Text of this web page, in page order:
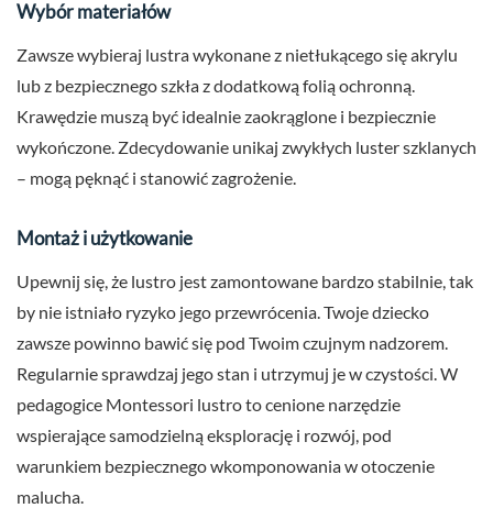
Wybór materiałów
Zawsze wybieraj lustra wykonane z nietłukącego się akrylu
lub z bezpiecznego szkła z dodatkową folią ochronną.
Krawędzie muszą być idealnie zaokrąglone i bezpiecznie
wykończone. Zdecydowanie unikaj zwykłych luster szklanych
– mogą pęknąć i stanowić zagrożenie.
Montaż i użytkowanie
Upewnij się, że lustro jest zamontowane bardzo stabilnie, tak
by nie istniało ryzyko jego przewrócenia. Twoje dziecko
zawsze powinno bawić się pod Twoim czujnym nadzorem.
Regularnie sprawdzaj jego stan i utrzymuj je w czystości. W
pedagogice Montessori lustro to cenione narzędzie
wspierające samodzielną eksplorację i rozwój, pod
warunkiem bezpiecznego wkomponowania w otoczenie
malucha.